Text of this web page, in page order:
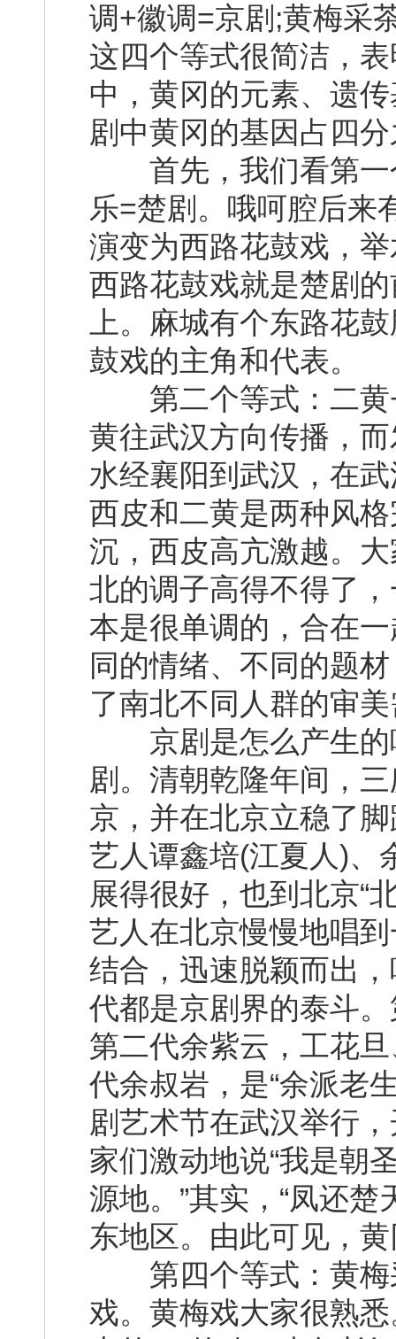
调+徽调=京剧;黄梅采
这四个等式很简洁，
中，黄冈的元素、遗
剧中黄冈的基因占四
首先，我们看第一
乐=楚剧。哦呵腔后来
演变为西路花鼓戏，
西路花鼓戏就是楚剧
上。麻城有个东路花
鼓戏的主角和代表。
第二个等式：二黄+
黄往武汉方向传播，
水经襄阳到武汉，在
西皮和二黄是两种风
沉，西皮高亢激越。
北的调子高得不得了
本是很单调的，合在
同的情绪、不同的题
了南北不同人群的审
京剧是怎么产生的
剧。清朝乾隆年间，
京，并在北京立稳了
艺人谭鑫培(江夏人)、
展得很好，也到北京“
艺人在北京慢慢地唱
结合，迅速脱颖而出
代都是京剧界的泰斗
第二代余紫云，工花
代余叔岩，是“余派老
剧艺术节在武汉举行
家们激动地说“我是朝
源地。”其实，“凤还
东地区。由此可见，
第四个等式：黄梅
戏。黄梅戏大家很熟